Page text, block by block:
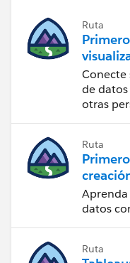
Ruta
Conecte
de
otras
Ruta
Cloud
datos
Ruta